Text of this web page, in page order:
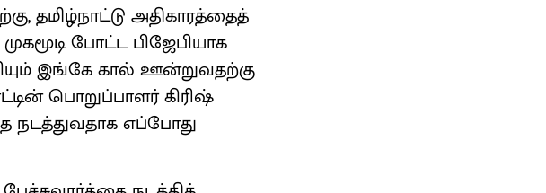
தமிழ்நாட்டு அதிகாரத்தைத்
போட்ட பிஜேபியாக
இங்கே கால் ஊன்றுவதற்கு
பொறுப்பாளர் கிரிஷ்
நடத்துவதாக எப்போது